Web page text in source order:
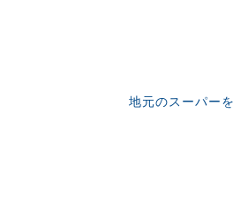
地元のスーパー